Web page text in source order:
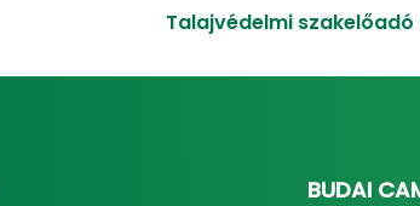
Talajvédelmi
BUDAI